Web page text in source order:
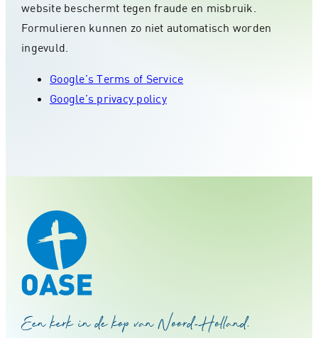
website beschermt tegen fraude en misbruik.
Formulieren kunnen zo niet automatisch worden
ingevuld.
Google’s Terms of Service
Google’s privacy policy
Een kerk in de kop van Noord-Holland.